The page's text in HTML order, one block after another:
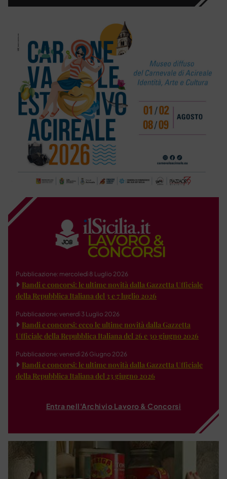
Pubblicazione: mercoledì 8 Luglio 2026
Bandi e concorsi: le ultime novità dalla Gazzetta Ufficiale
della Repubblica Italiana del 3 e 7 luglio 2026
Pubblicazione: venerdì 3 Luglio 2026
Bandi e concorsi: ecco le ultime novità dalla Gazzetta
Ufficiale della Repubblica Italiana del 26 e 30 giugno 2026
Pubblicazione: venerdì 26 Giugno 2026
Bandi e concorsi: le ultime novità dalla Gazzetta Ufficiale
della Repubblica Italiana del 23 giugno 2026
Entra nell'Archivio Lavoro & Concorsi